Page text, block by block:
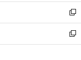
く
ウ
で
開
く
ン
ド
ウ
で
開
ウ
ィ
ン
ド
ウ
し
い
ウ
ィ
ン
新
し
い
ウ
新
し